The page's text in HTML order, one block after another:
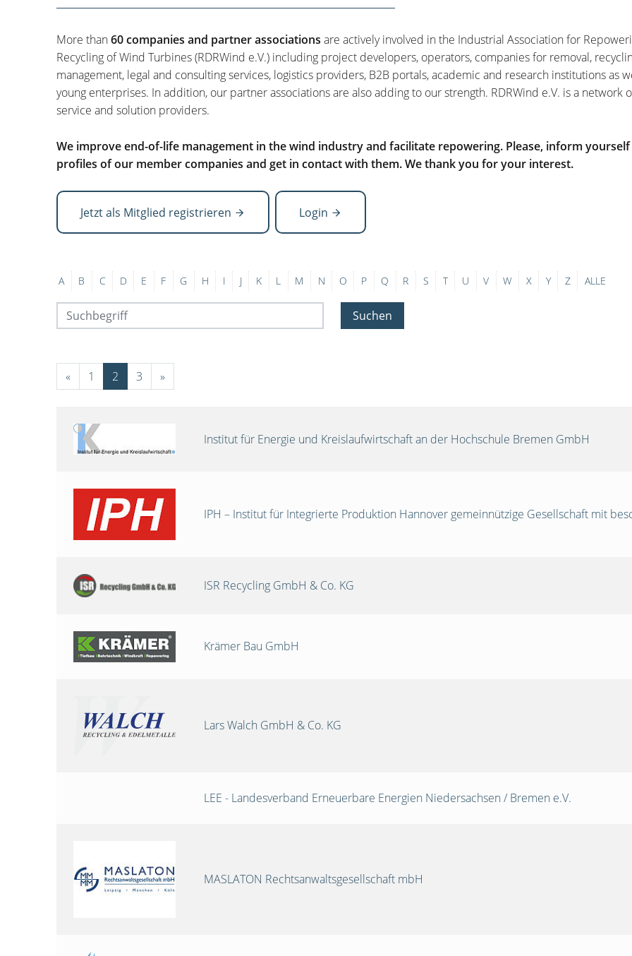
More than60 companies and partner associations are actively involved in the Industrial Association for
Recycling of Wind Turbines (RDRWind e.V.) including project developers, operators, companies for removal,
management, legal and consulting services, logistics providers, B2B portals, academic and research institutions as
young enterprises. In addition, our partner associations are also adding to our strength. RDRWind e.V. is a network
service and solution providers.
We improve end-of-life management in the wind industry and facilitate repowering. Please, inform
profiles of our member companies and get in contact with them. We thank you for your interest.
Jetzt als Mitglied registrieren Login
A B C D E F G H I J K L M N O P Q R S T U V W X Y Z ALLE
Suchen
« 1 2 3 »
Institut für Energie und Kreislaufwirtschaft an der Hochschule Bremen GmbH
IPH – Institut für Integrierte Produktion Hannover gemeinnützige Gesellschaft mit
ISR Recycling GmbH & Co. KG
Krämer Bau GmbH
Lars Walch GmbH & Co. KG
LEE - Landesverband Erneuerbare Energien Niedersachsen / Bremen e.V.
MASLATON Rechtsanwaltsgesellschaft mbH